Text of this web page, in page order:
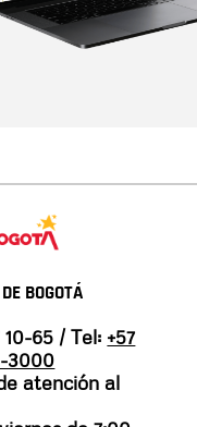
BOGOTÁ
10-65 / Tel: +57
3000
atención al